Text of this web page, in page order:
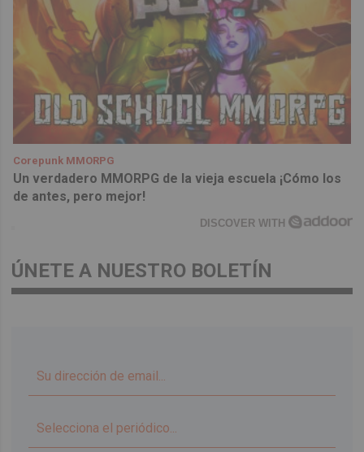
Corepunk MMORPG
Un verdadero MMORPG de la vieja escuela ¡Cómo los
de antes, pero mejor!
DISCOVER WITH
ÚNETE A NUESTRO BOLETÍN